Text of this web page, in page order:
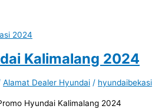
Kalimalang 2024
Alamat Dealer Hyundai / hyundaibekasi
Hyundai Kalimalang 2024